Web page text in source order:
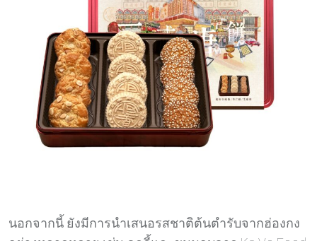
นอกจากนี้ ยังมีการนำเสนอรสชาติต้นตำรับจากฮ่องกง